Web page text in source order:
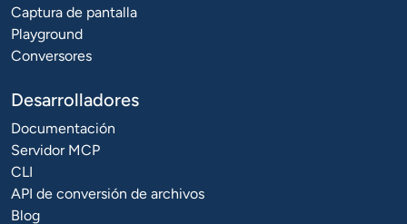
Captura de pantalla
Playground
Conversores
Desarrolladores
Documentación
Servidor MCP
CLI
API de conversión de archivos
Blog